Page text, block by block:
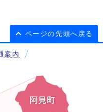
ページの先頭へ戻る
案内